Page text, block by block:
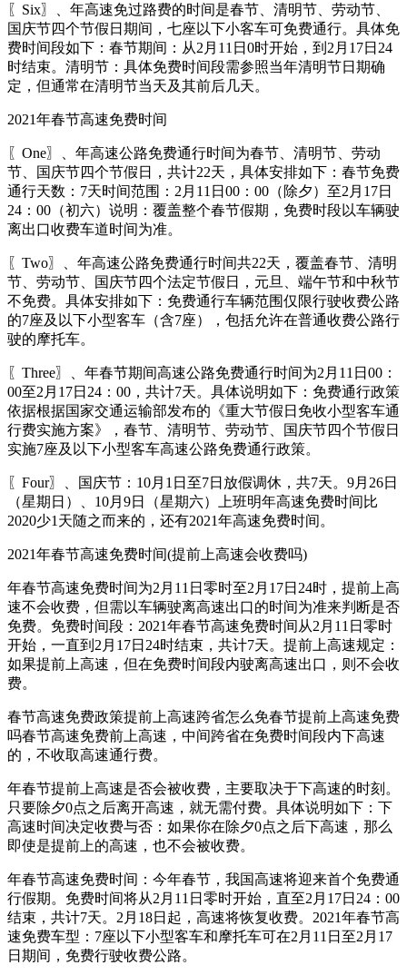
〖Six〗、年高速免过路费的时间是春节、清明节、劳动节、
国庆节四个节假日期间，七座以下小客车可免费通行。具体免
费时间段如下：春节期间：从2月11日0时开始，到2月17日24
时结束。清明节：具体免费时间段需参照当年清明节日期确
定，但通常在清明节当天及其前后几天。
2021年春节高速免费时间
〖One〗、年高速公路免费通行时间为春节、清明节、劳动
节、国庆节四个节假日，共计22天，具体安排如下：春节免费
通行天数：7天时间范围：2月11日00：00（除夕）至2月17日
24：00（初六）说明：覆盖整个春节假期，免费时段以车辆驶
离出口收费车道时间为准。
〖Two〗、年高速公路免费通行时间共22天，覆盖春节、清明
节、劳动节、国庆节四个法定节假日，元旦、端午节和中秋节
不免费。具体安排如下：免费通行车辆范围仅限行驶收费公路
的7座及以下小型客车（含7座），包括允许在普通收费公路行
驶的摩托车。
〖Three〗、年春节期间高速公路免费通行时间为2月11日00：
00至2月17日24：00，共计7天。具体说明如下：免费通行政策
依据根据国家交通运输部发布的《重大节假日免收小型客车通
行费实施方案》，春节、清明节、劳动节、国庆节四个节假日
实施7座及以下小型客车高速公路免费通行政策。
〖Four〗、国庆节：10月1日至7日放假调休，共7天。9月26日
（星期日）、10月9日（星期六）上班明年高速免费时间比
2020少1天随之而来的，还有2021年高速免费时间。
2021年春节高速免费时间(提前上高速会收费吗)
年春节高速免费时间为2月11日零时至2月17日24时，提前上高
速不会收费，但需以车辆驶离高速出口的时间为准来判断是否
免费。免费时间段：2021年春节高速免费时间从2月11日零时
开始，一直到2月17日24时结束，共计7天。提前上高速规定：
如果提前上高速，但在免费时间段内驶离高速出口，则不会收
费。
春节高速免费政策提前上高速跨省怎么免春节提前上高速免费
吗春节高速免费前上高速，中间跨省在免费时间段内下高速
的，不收取高速通行费。
年春节提前上高速是否会被收费，主要取决于下高速的时刻。
只要除夕0点之后离开高速，就无需付费。具体说明如下：下
高速时间决定收费与否：如果你在除夕0点之后下高速，那么
即使是提前上的高速，也不会被收费。
年春节高速免费时间：今年春节，我国高速将迎来首个免费通
行假期。免费时间将从2月11日零时开始，直至2月17日24：00
结束，共计7天。2月18日起，高速将恢复收费。2021年春节高
速免费车型：7座以下小型客车和摩托车可在2月11日至2月17
日期间，免费行驶收费公路。